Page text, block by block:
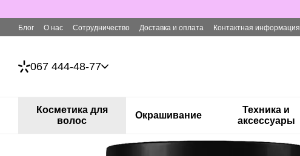
Блог О нас Сотрудничество Доставка и оплата Контактная информация
067 444-48-77
Косметика для
волос
Окрашивание
Техника и
аксессуары